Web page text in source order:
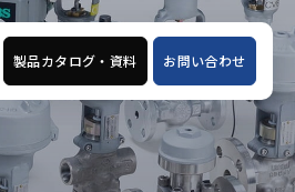
製品カタログ・ 資料 お問い合わせ